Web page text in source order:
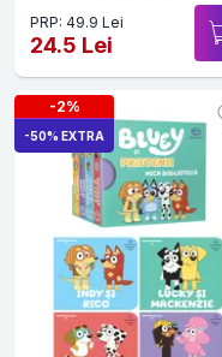
PRP: 49.9 Lei
24.5 Lei
-2%
-50% EXTRA